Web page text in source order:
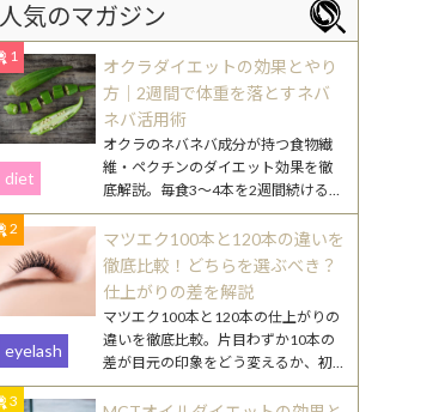
人気のマガジン
1
オクラダイエットの効果とやり
方｜2週間で体重を落とすネバ
ネバ活用術
diet
オクラのネバネバ成分が持つ食物繊
維・ペクチンのダイエット効果を徹
底解説。毎食3〜4本を2週間続けるや
り方や、効果を高める食べ合わせ・
調理のコツを紹介します。
2
マツエク100本と120本の違いを
徹底比較！どちらを選ぶべき？
仕上がりの差を解説
eyelash
マツエク100本と120本の仕上がりの
違いを徹底比較。片目わずか10本の
差が目元の印象をどう変えるか、初
心者向けの選び方やまつ毛ケアのポ
イントも詳しく解説します。
3